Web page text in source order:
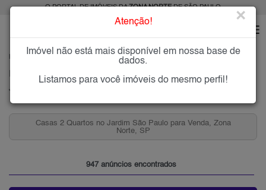
O PORTAL DE IMÓVEIS DAZONA NORTEDE SÃO PAULO
JARDIM SÃO PAULO
Imóveis à Venda no Jardim São Paulo, Zona Norte de São Paulo
Jardim São Paulo (Zona Norte), Zona Norte
Casas 3 Quartos no Jardim São Paulo para Venda, Zona
Norte, SP
947 anúncios encontrados
Atenção! ×
Imóvel não está mais disponível em nossa base de
dados.
Listamos para você imóveis do mesmo perfil!